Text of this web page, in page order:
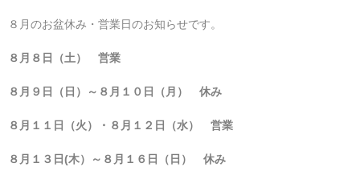
８月のお盆休み・営業日のお知らせです。
８月８日（土） 営業
８月９日（日）～８月１０日（月） 休み
８月１１日（火）・８月１２日（水） 営業
８月１３日(木）～８月１６日（日） 休み